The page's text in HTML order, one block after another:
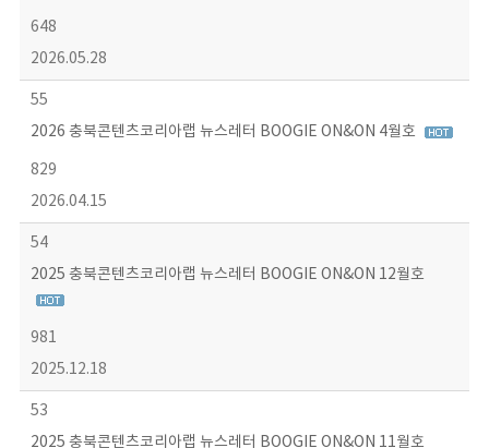
648
2026.05.28
55
2026 충북콘텐츠코리아랩 뉴스레터 BOOGIE ON&ON 4월호
829
2026.04.15
54
2025 충북콘텐츠코리아랩 뉴스레터 BOOGIE ON&ON 12월호
981
2025.12.18
53
2025 충북콘텐츠코리아랩 뉴스레터 BOOGIE ON&ON 11월호